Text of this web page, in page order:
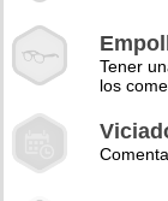
Tener
los